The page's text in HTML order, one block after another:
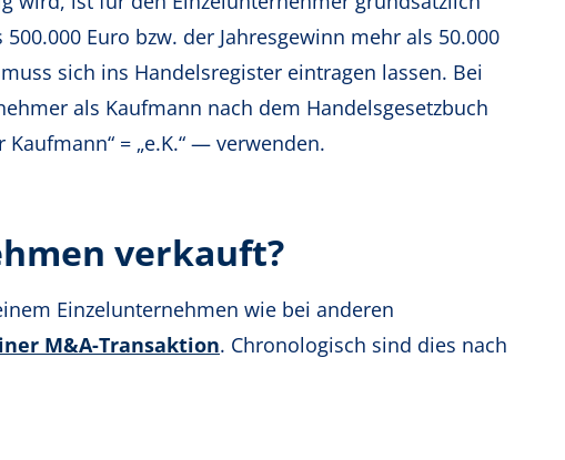
Euro bzw. der Jahresgewinn mehr als 50.000
sich ins Handelsregister eintragen lassen. Bei
als Kaufmann nach dem Handelsgesetzbuch
= „e.K.“ — verwenden.
verkauft?
Einzelunternehmen wie bei anderen
M&A-Transaktion. Chronologisch sind dies nach